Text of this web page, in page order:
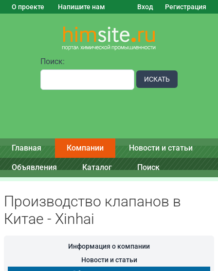
О проекте Напишите нам Вход Регистрация
Поиск:
ИСКАТЬ
Главная Компании Новости и статьи
Объявления Каталог Поиск
Производство клапанов в
Китае - Xinhai
Информация о компании
Новости и статьи